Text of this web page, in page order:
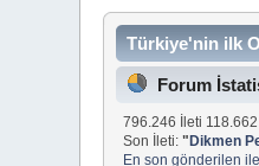
Türkiye'nin ilk
Forum
796.246 İleti
Son İleti:"Dikmen
En son gönderilen